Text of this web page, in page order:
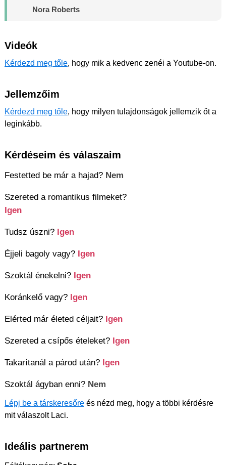
Nora Roberts
Videók
Kérdezd meg tőle, hogy mik a kedvenc zenéi a Youtube-on.
Jellemzőim
Kérdezd meg tőle, hogy milyen tulajdonságok jellemzik őt a
leginkább.
Kérdéseim és válaszaim
Festetted be már a hajad? Nem
Szereted a romantikus filmeket?
Igen
Tudsz úszni? Igen
Éjjeli bagoly vagy? Igen
Szoktál énekelni? Igen
Koránkelő vagy? Igen
Elérted már életed céljait? Igen
Szereted a csípős ételeket? Igen
Takarítanál a párod után? Igen
Szoktál ágyban enni? Nem
Lépj be a társkeresőre és nézd meg, hogy a többi kérdésre
mit válaszolt Laci.
Ideális partnerem